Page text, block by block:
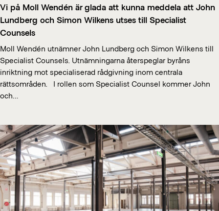
Vi på Moll Wendén är glada att kunna meddela att John
Lundberg och Simon Wilkens utses till Specialist
Counsels
Moll Wendén utnämner John Lundberg och Simon Wilkens till
Specialist Counsels. Utnämningarna återspeglar byråns
inriktning mot specialiserad rådgivning inom centrala
rättsområden. I rollen som Specialist Counsel kommer John
och…